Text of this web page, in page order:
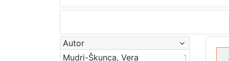
Autor
Mudri-Škunca, Vera
1